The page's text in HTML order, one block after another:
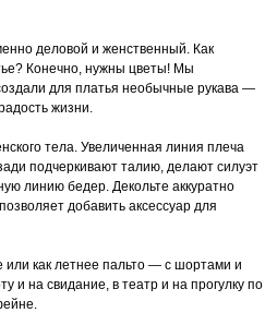
деловой и женственный. Как
Конечно, нужны цветы! Мы
для платья необычные рукава —
жизни.
тела. Увеличенная линия плеча
подчеркивают талию, делают силуэт
линию бедер. Декольте аккуратно
добавить аксессуар для
или как летнее пальто — с шортами и
и на свидание, в театр и на прогулку по